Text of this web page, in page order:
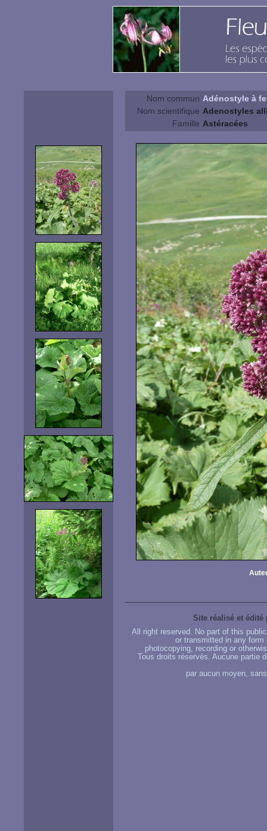
Nom commun Adénostyle à
Nom scientifique Adenostyles
Famille Astéracées
Site réalisé et édité
All right reserved. No part of this
or transmitted in any
photocopying, recording or
Tous droits réservés. Aucune
par aucun moyen,